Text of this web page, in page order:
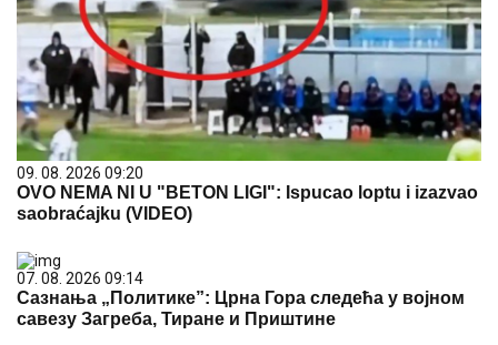
09. 08. 2026 09:20
OVO NEMA NI U "BETON LIGI": Ispucao loptu i izazvao
saobraćajku (VIDEO)
07. 08. 2026 09:14
Сазнања „Политике”: Црна Гора следећа у војном
савезу Загреба, Тиране и Приштине